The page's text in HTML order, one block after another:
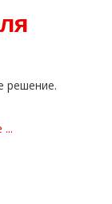
решение.